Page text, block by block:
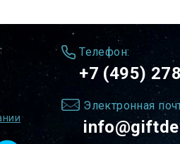
Телефон:
+7 (495)
Электронная